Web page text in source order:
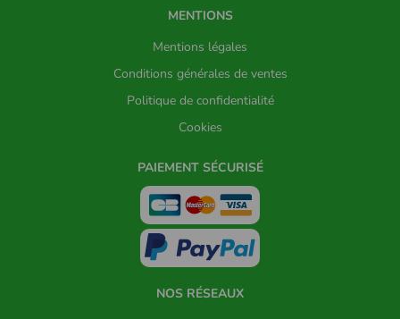
MENTIONS
Mentions légales
Conditions générales de ventes
Politique de confidentialité
Cookies
PAIEMENT SÉCURISÉ
NOS RÉSEAUX